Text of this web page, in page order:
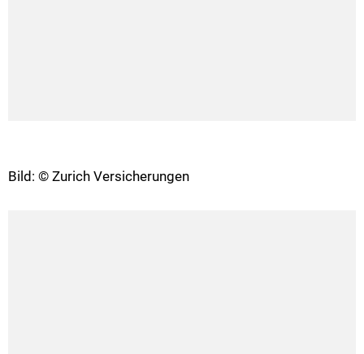
Bild: © Zurich Versicherungen